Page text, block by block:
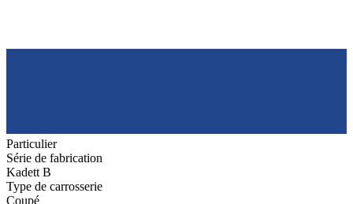
Particulier
Série de fabrication
Kadett B
Type de carrosserie
Coupé